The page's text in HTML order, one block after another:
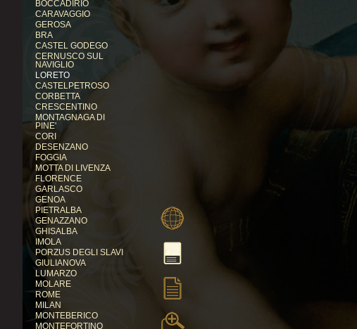
BOCCADIRIO
CARAVAGGIO
GEROSA
BRA
CASTEL GODEGO
CERNUSCO SUL
NAVIGLIO
LORETO
CASTELPETROSO
CORBETTA
CRESCENTINO
MONTAGNAGA DI
PINE'
CORI
DESENZANO
FOGGIA
MOTTA DI LIVENZA
FLORENCE
GARLASCO
GENOA
PIETRALBA
GENAZZANO
GHISALBA
IMOLA
PORZUS DEGLI SLAVI
GIULIANOVA
LUMARZO
MOLARE
ROME
MILAN
MONTEBERICO
MONTEFORTINO